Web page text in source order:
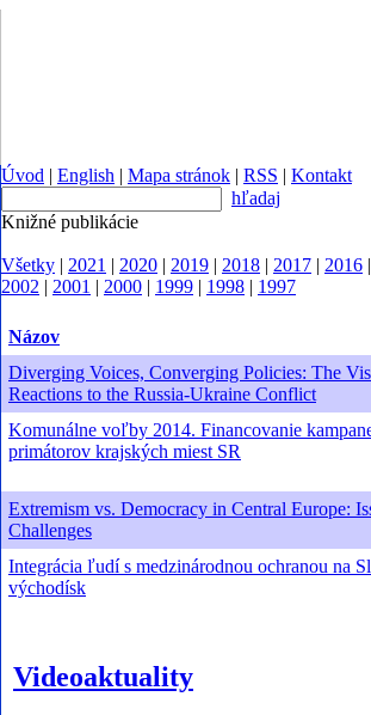
Úvod | English | Mapa stránok | RSS | Kontakt
hľadaj
Knižné publikácie
Všetky | 2021 | 2020 | 2019 | 2018 | 2017 | 2016
2002 | 2001 | 2000 | 1999 | 1998 | 1997
Názov
Diverging Voices, Converging Policies: The
Reactions to the Russia-Ukraine Conflict
Komunálne voľby 2014. Financovanie
primátorov krajských miest SR
Extremism vs. Democracy in Central Europe:
Challenges
Integrácia ľudí s medzinárodnou ochranou na
východísk
Videoaktuality